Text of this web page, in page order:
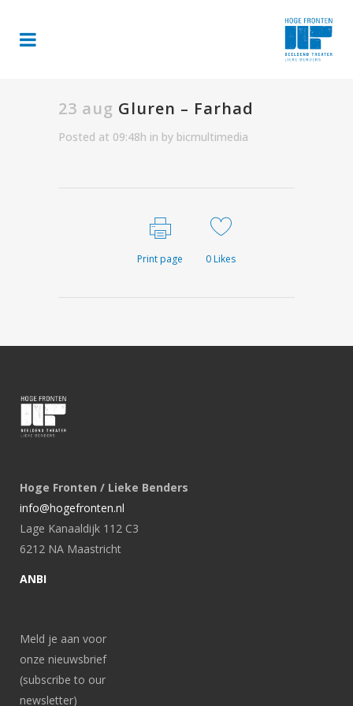
23 aug Gluren – Farhad
Posted at 09:48h in by bicmultimedia
Print page 0Likes
Hoge Fronten / Lieke Benders
info@hogefronten.nl
Lage Kanaaldijk 112 C3
6212 NA Maastricht
ANBI
Meld je aan voor
onze nieuwsbrief
(subscribe to our
newsletter)